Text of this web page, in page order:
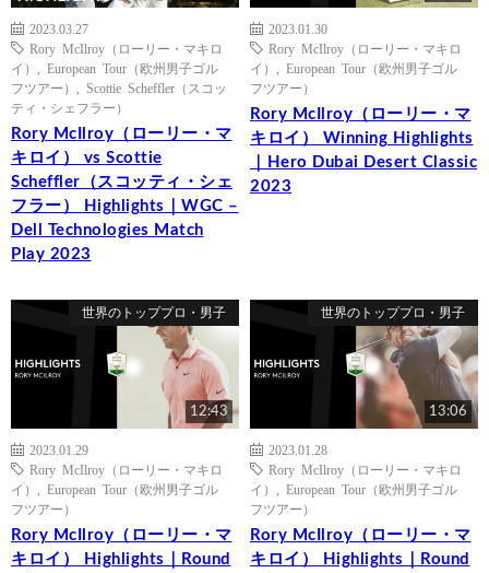
2023.03.27
Rory McIlroy（ローリー・マキロ
イ）
European Tour（欧州男子ゴル
フツアー）
Scottie Scheffler（スコッ
ティ・シェフラー）
Rory McIlroy（ローリー・マ
キロイ） vs Scottie
Scheffler（スコッティ・シェ
フラー） Highlights｜WGC –
Dell Technologies Match
Play 2023
2023.01.30
Rory McIlroy（ローリー・マキロ
イ）
European Tour（欧州男子ゴル
フツアー）
Rory McIlroy（ローリー・マ
キロイ） Winning Highlights
｜Hero Dubai Desert Classic
2023
世界のトッププロ・男子
12:43
2023.01.29
Rory McIlroy（ローリー・マキロ
イ）
European Tour（欧州男子ゴル
フツアー）
Rory McIlroy（ローリー・マ
キロイ） Highlights｜Round
世界のトッププロ・男子
13:06
2023.01.28
Rory McIlroy（ローリー・マキロ
イ）
European Tour（欧州男子ゴル
フツアー）
Rory McIlroy（ローリー・マ
キロイ） Highlights｜Round